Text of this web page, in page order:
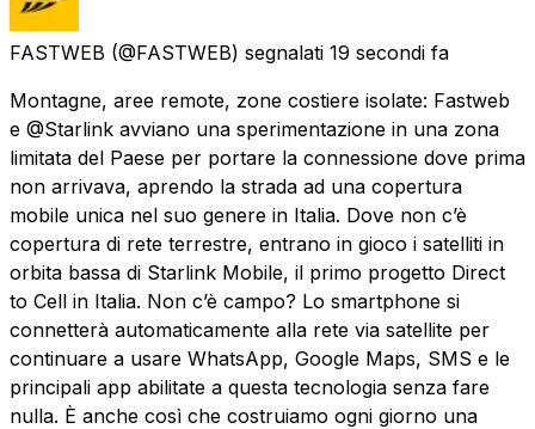
FASTWEB (@FASTWEB) segnalati 19 secondi fa
Montagne, aree remote, zone costiere isolate: Fastweb
e @Starlink avviano una sperimentazione in una zona
limitata del Paese per portare la connessione dove prima
non arrivava, aprendo la strada ad una copertura
mobile unica nel suo genere in Italia. Dove non c’è
copertura di rete terrestre, entrano in gioco i satelliti in
orbita bassa di Starlink Mobile, il primo progetto Direct
to Cell in Italia. Non c’è campo? Lo smartphone si
connetterà automaticamente alla rete via satellite per
continuare a usare WhatsApp, Google Maps, SMS e le
principali app abilitate a questa tecnologia senza fare
nulla. È anche così che costruiamo ogni giorno una